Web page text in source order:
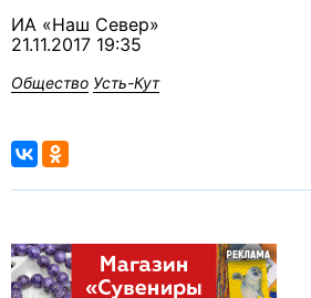
ИА «Наш Север»
21.11.2017 19:35
Общество Усть-Кут